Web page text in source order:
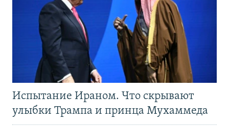
Испытание Ираном. Что скрывают
улыбки Трампа и принца Мухаммеда